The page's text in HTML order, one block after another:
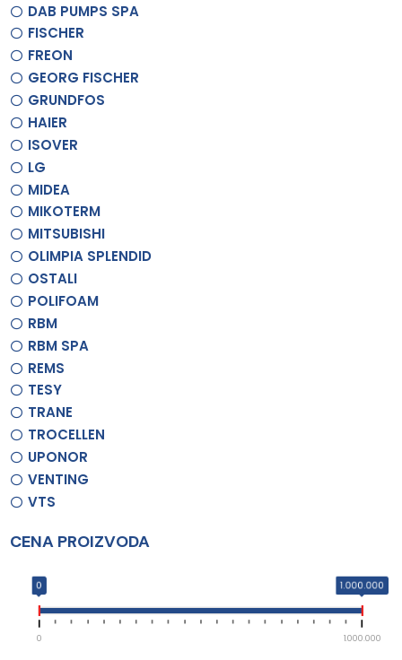
DAB PUMPS SPA
FISCHER
FREON
GEORG FISCHER
GRUNDFOS
HAIER
ISOVER
LG
MIDEA
MIKOTERM
MITSUBISHI
OLIMPIA SPLENDID
OSTALI
POLIFOAM
RBM
RBM SPA
REMS
TESY
TRANE
TROCELLEN
UPONOR
VENTING
VTS
CENA PROIZVODA
0 1.000.000
0 1.000.000